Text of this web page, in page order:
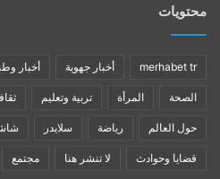
محتويات
merhabet tr أخبار جهوية أخبار
الصحة المرأة تربية وتعليم
حول العالم رياضة سلايدر
قضايا وحوادث لا تنشر هنا مجتمع